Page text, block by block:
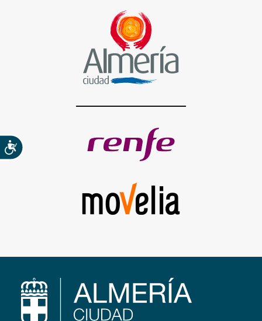
Accesibilidad